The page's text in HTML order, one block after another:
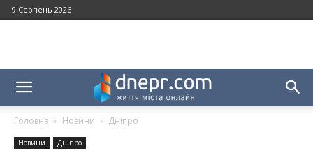
9 Серпень 2026
Головна Новини Дніпро
Новини Дніпро